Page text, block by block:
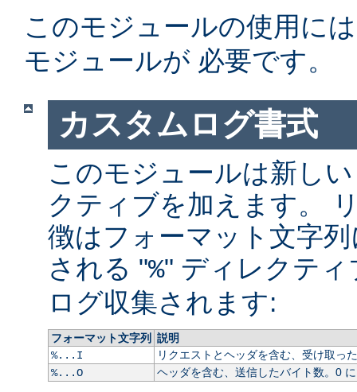
このモジュールの使用に
モジュールが 必要です。
カスタムログ書式
このモジュールは新し
クティブを加えます。
徴はフォーマット文字
される "%" ディレクテ
ログ収集されます:
フォーマット文字列
説明
%...I
リクエストとヘッダを含む、受け取っ
%...O
ヘッダを含む、送信したバイト数。0